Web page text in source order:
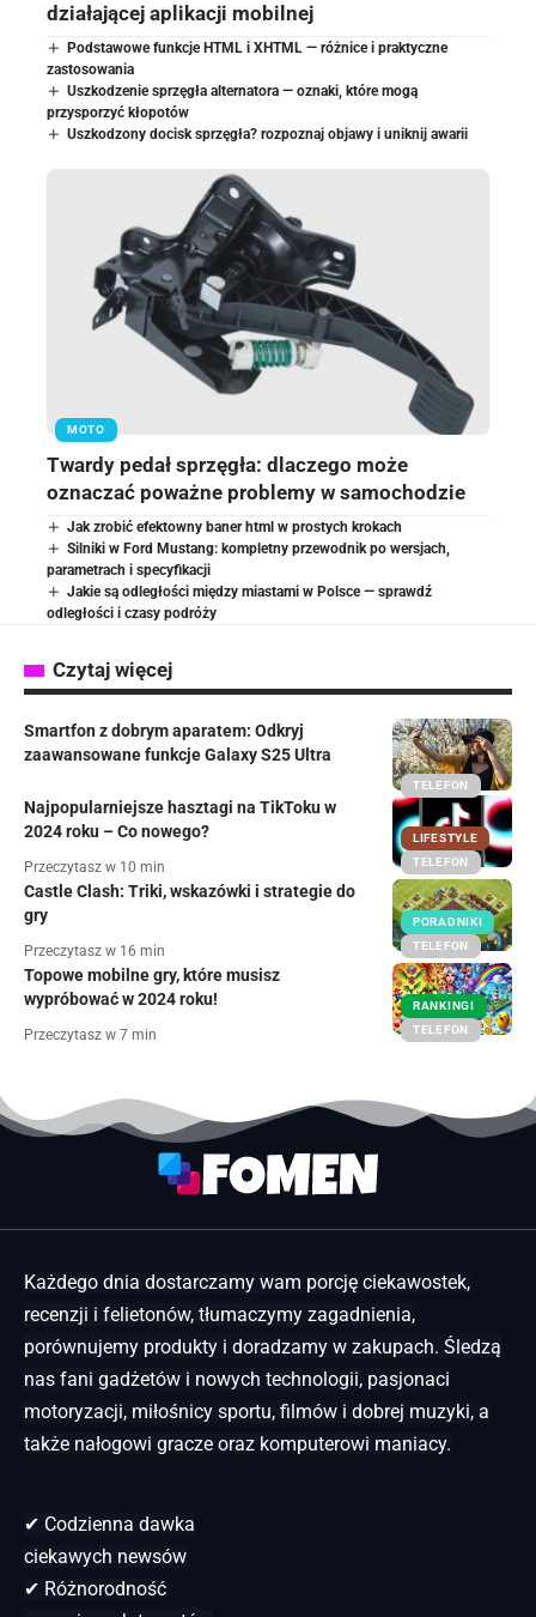
działającej aplikacji mobilnej
Podstawowe funkcje HTML i XHTML — różnice i praktyczne
zastosowania
Uszkodzenie sprzęgła alternatora — oznaki, które mogą
przysporzyć kłopotów
Uszkodzony docisk sprzęgła? rozpoznaj objawy i uniknij awarii
MOTO
Twardy pedał sprzęgła: dlaczego może
oznaczać poważne problemy w samochodzie
Jak zrobić efektowny baner html w prostych krokach
Silniki w Ford Mustang: kompletny przewodnik po wersjach,
parametrach i specyfikacji
Jakie są odległości między miastami w Polsce — sprawdź
odległości i czasy podróży
Czytaj więcej
TELEFON
Smartfon z dobrym aparatem: Odkryj
zaawansowane funkcje Galaxy S25 Ultra
LIFESTYLE
TELEFON
Najpopularniejsze hasztagi na TikToku w
2024 roku – Co nowego?
Przeczytasz w 10 min
PORADNIKI
TELEFON
Castle Clash: Triki, wskazówki i strategie do
gry
Przeczytasz w 16 min
RANKINGI
TELEFON
Topowe mobilne gry, które musisz
wypróbować w 2024 roku!
Przeczytasz w 7 min
Każdego dnia dostarczamy wam porcję ciekawostek,
recenzji i felietonów, tłumaczymy zagadnienia,
porównujemy produkty i doradzamy w zakupach. Śledzą
nas fani gadżetów i nowych technologii, pasjonaci
motoryzacji, miłośnicy sportu, filmów i dobrej muzyki, a
także nałogowi gracze oraz komputerowi maniacy.
✔ Codzienna dawka
ciekawych newsów
✔ Różnorodność